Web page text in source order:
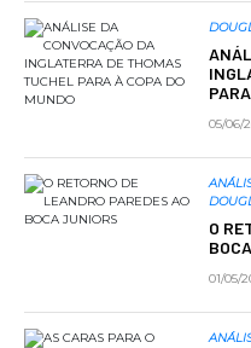
05/06/
O
01/05/